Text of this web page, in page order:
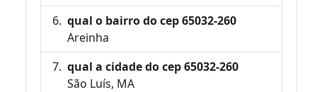
qual o bairro do cep 65032-260
Areinha
qual a cidade do cep 65032-260
São Luís, MA